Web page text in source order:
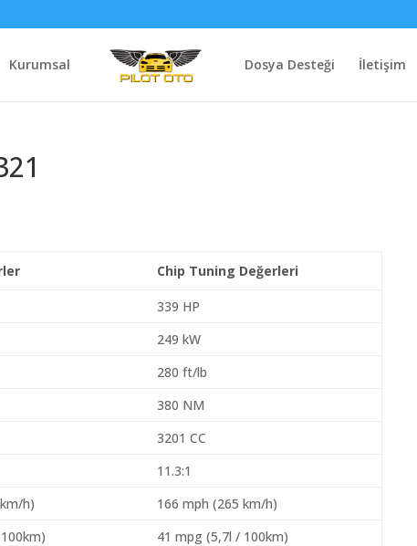
Kurumsal Dosya Desteği İletişim
Chip Tuning Değerleri
339 HP
249 kW
280 ft/lb
380 NM
3201 CC
11.3:1
h)
166 mph (265 km/h)
41 mpg (5,7l / 100km)